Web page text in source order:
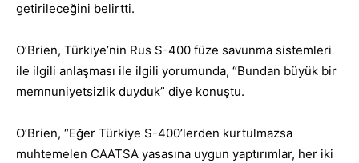
getirileceğini belirtti.
O’Brien, Türkiye’nin Rus S-400 füze savunma sistemleri
ile ilgili anlaşması ile ilgili yorumunda, “Bundan büyük bir
memnuniyetsizlik duyduk” diye konuştu.
O’Brien, “Eğer Türkiye S-400’lerden kurtulmazsa
muhtemelen CAATSA yasasına uygun yaptırımlar, her iki